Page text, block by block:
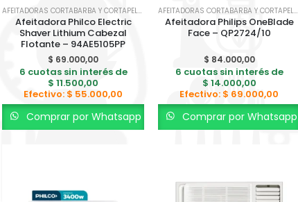
AFEITADORAS CORTABARBA Y CORTAPELO SALUD Y BIENESTAR
Afeitadora Philco Electric
Shaver Lithium Cabezal
Flotante – 94AE5105PP
$ 69.000,00
6 cuotas sin interés de
$ 11.500,00
Efectivo: $ 55.000,00
Comprar por Whatsapp
AFEITADORAS CORTABARBA Y CORTAPELO
Afeitadora Philips OneBlade
Face – QP2724/10
$ 84.000,00
6 cuotas sin interés de
$ 14.000,00
Efectivo: $ 69.000,00
Comprar por Whatsapp